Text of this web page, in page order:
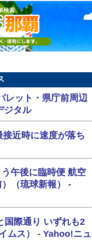
検索
レット・県庁前周辺
ジタル
近時に速度が落ち
午後に臨時便 航空
（琉球新報） -
国際通り いずれも2
ムス） - Yahoo!ニュ